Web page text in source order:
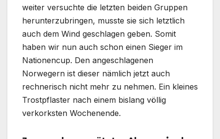
weiter versuchte die letzten beiden Gruppen
herunterzubringen, musste sie sich letztlich
auch dem Wind geschlagen geben. Somit
haben wir nun auch schon einen Sieger im
Nationencup. Den angeschlagenen
Norwegern ist dieser nämlich jetzt auch
rechnerisch nicht mehr zu nehmen. Ein kleines
Trostpflaster nach einem bislang völlig
verkorksten Wochenende.